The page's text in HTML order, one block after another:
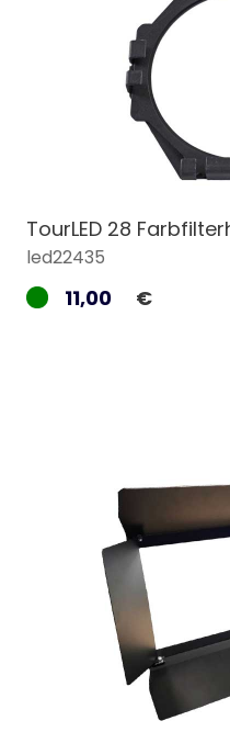
TourLED 28
led22435
11,00 €